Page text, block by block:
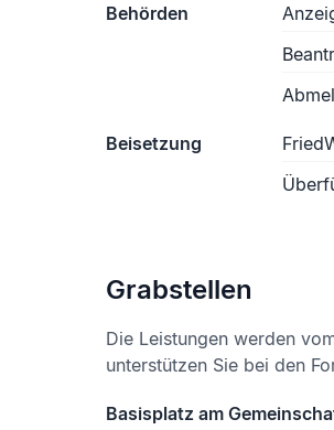
Behörden
Beisetzung
Grabstellen
Die Leistungen werden
unterstützen Sie bei den
Basisplatz am